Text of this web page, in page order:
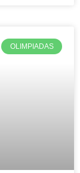
OLIMPIADAS